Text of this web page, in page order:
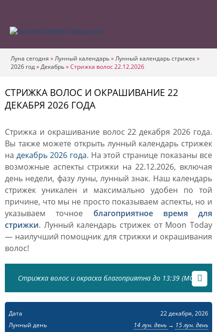
Луна сегодня »Лунный календарь»Лунный календарь стрижек»
2026 год»Декабрь»Стрижка волос 22.12.2026
СТРИЖКА ВОЛОС И ОКРАШИВАНИЕ 22
ДЕКАБРЯ 2026 ГОДА
Стрижка и окрашивание волос 22 декабря 2026 года.
Вы также можете открыть лунный календарь стрижек
на декабрь 2026 года. На этой странице показаны все
возможные аспекты стрижки на 22.12.2026, включая
день недели, фазу луны, лунный знак. Наш календарь
стрижек уникален и максимально удобен по той
причине, что мы не просто показываем аспекты, но и
указываем точное благоприятное время для
стрижки. Лунный календарь стрижек от Moon Today
— наилучший помощник для стрижки и окрашивания
волос!
Стрижка волос и окраска благоприятна до 13:39 (МСК)
Дата
22 декабря, 2026
Лунный день
14 лун. день → 15 лун. день